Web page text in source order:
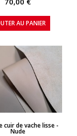
AU PANIER
APERÇU RAPIDE
cuir de vache lisse -
Nude